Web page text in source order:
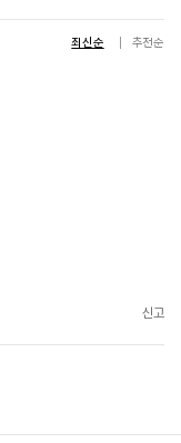
최신순 추천순
신고